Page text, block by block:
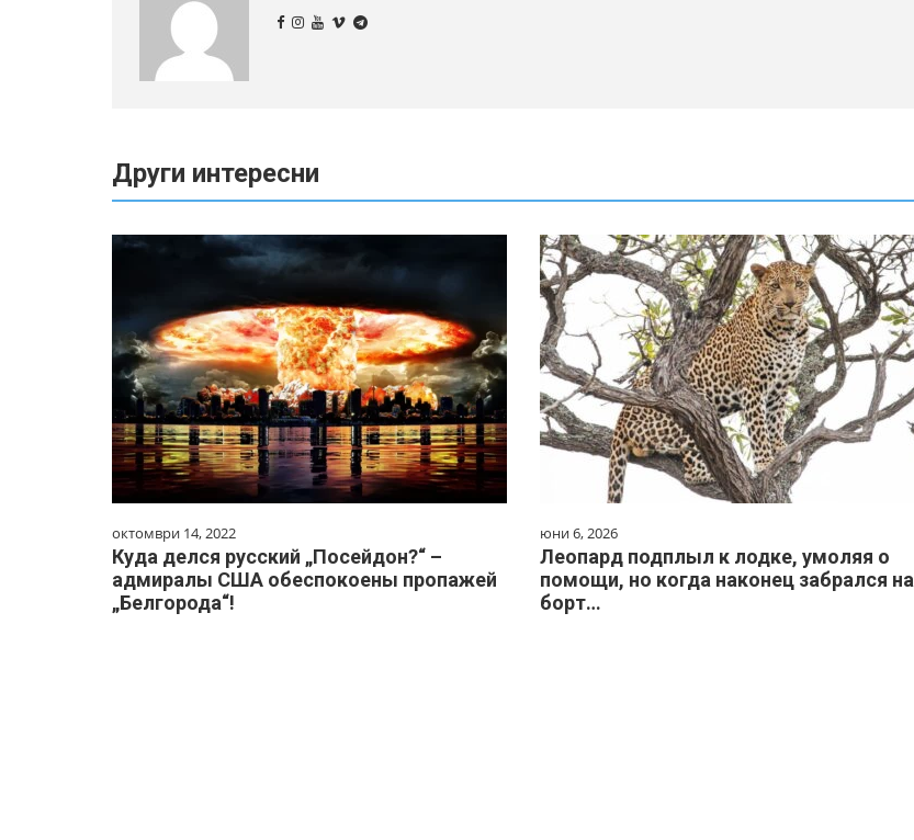
Други интересни
октомври 14, 2022
Куда делся русский „Посейдон?“ –
адмиралы США обеспокоены пропажей
„Белгорода“!
юни 6, 2026
Леопард подплыл к лодке, умоляя о
помощи, но когда наконец забрался на
борт…